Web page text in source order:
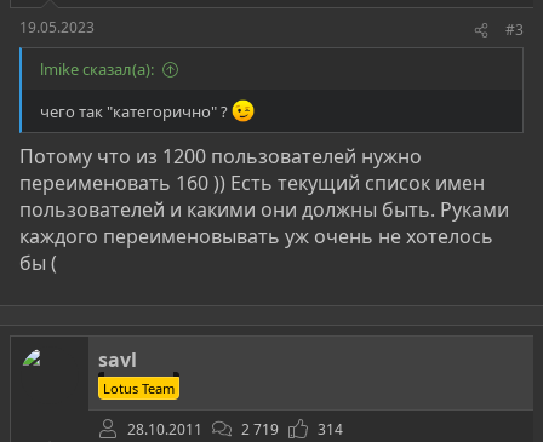
19.05.2023
#3
lmike сказал(а):
чего так "категорично" ?
Потому что из 1200 пользователей нужно
переименовать 160 )) Есть текущий список имен
пользователей и какими они должны быть. Руками
каждого переименовывать уж очень не хотелось
бы (
savl
Lotus Team
28.10.2011 2 719
314